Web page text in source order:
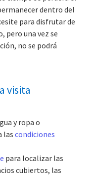
dentro del
para disfrutar de
pero una vez se
no se podrá
visita
y ropa o
las condiciones
para localizar las
cubiertos, las